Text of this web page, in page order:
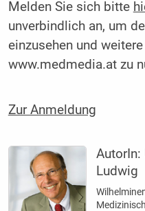
Melden Sie sich bitte
unverbindlich an, um
einzusehen und
www.medmedia.at zu
Zur Anmeldung
AutorIn:
Ludwig